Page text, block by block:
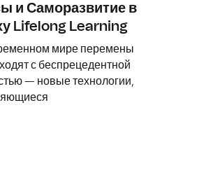
и Саморазвитие в
Lifelong Learning
мире перемены
с беспрецедентной
— новые технологии,